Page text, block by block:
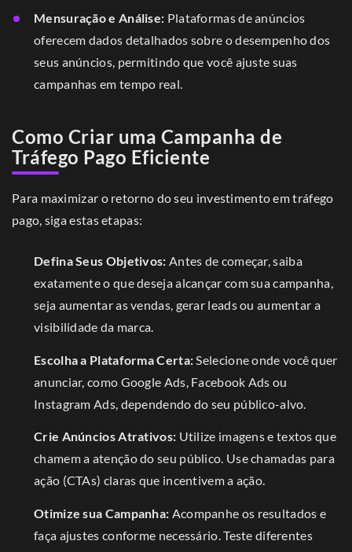
Mensuração e Análise: Plataformas de anúncios
oferecem dados detalhados sobre o desempenho dos
seus anúncios, permitindo que você ajuste suas
campanhas em tempo real.
Como Criar uma Campanha de
Tráfego Pago Eficiente
Para maximizar o retorno do seu investimento em tráfego
pago, siga estas etapas:
Defina Seus Objetivos: Antes de começar, saiba
exatamente o que deseja alcançar com sua campanha,
seja aumentar as vendas, gerar leads ou aumentar a
visibilidade da marca.
Escolha a Plataforma Certa: Selecione onde você quer
anunciar, como Google Ads, Facebook Ads ou
Instagram Ads, dependendo do seu público-alvo.
Crie Anúncios Atrativos: Utilize imagens e textos que
chamem a atenção do seu público. Use chamadas para
ação (CTAs) claras que incentivem a ação.
Otimize sua Campanha: Acompanhe os resultados e
faça ajustes conforme necessário. Teste diferentes